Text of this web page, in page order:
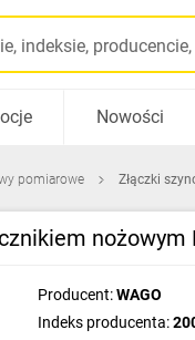
Nowości
pomiarowe Złączki
nożowym
Producent:WAGO
Indeks producenta: